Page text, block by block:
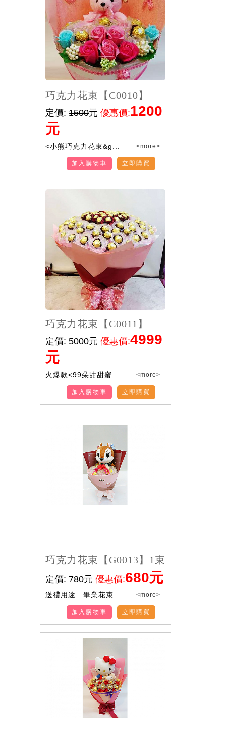
巧克力花束【C0010】
定價: 1500元 優惠價:1200
元
<小熊巧克力花束&g... <more>
立即購買
加入購物車
巧克力花束【C0011】
定價: 5000元 優惠價:4999
元
火爆款<99朵甜甜蜜... <more>
立即購買
加入購物車
巧克力花束【G0013】1束
定價: 780元 優惠價:680元
送禮用途 : 畢業花束.... <more>
立即購買
加入購物車